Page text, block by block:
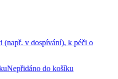
(např. v dospívání), k péči o
Nepřidáno do košíku